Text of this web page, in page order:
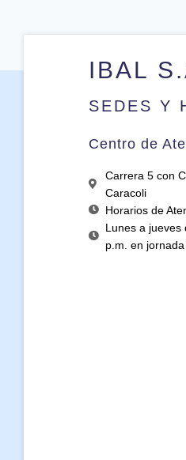
IBAL
SEDES Y
Centro de
Carrera 5 con
Caracoli
Horarios de
Lunes a jueves
p.m. en